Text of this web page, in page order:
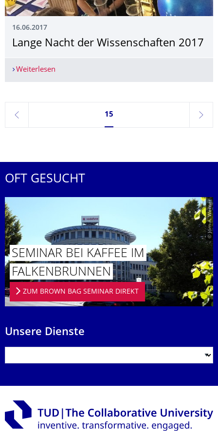
16.06.2017
Lange Nacht der Wissenschaften 2017
Weiterlesen
zurück
Seite 15, aktuell ausgewählt
15
weiter
OFT GESUCHT
© Jörn-A. Werner
SEMINAR BEI KAFFEE IM
FALKENBRUN­NEN
ZUM BROWN BAG SEMINAR DIREKT
Unsere Dienste